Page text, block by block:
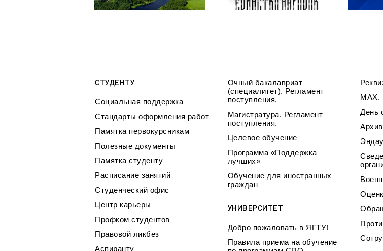
СТУДЕНТУ
Социальная поддержка
Стандарты оформления работ
Памятка первокурсникам
Полезные документы
Памятка студенту
Расписание занятий
Студенческий офис
Центр карьеры
Профком студентов
Правовой ликбез
Аспиранту
Очный бакалавриат
(специалитет). Регламент
поступления.
Магистратура. Регламент
поступления.
Целевое обучение
Программа «Поддержка
лучших»
Обучение для иностранных
граждан
УНИВЕРСИТЕТ
Добро пожаловать в ЯГТУ!
Правила приема на обучение
МАХ.
День
Архив